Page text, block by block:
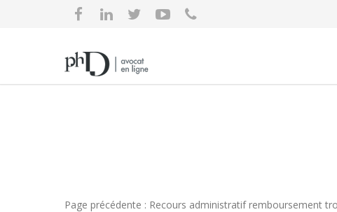
Page précédente : Recours administratif remboursement